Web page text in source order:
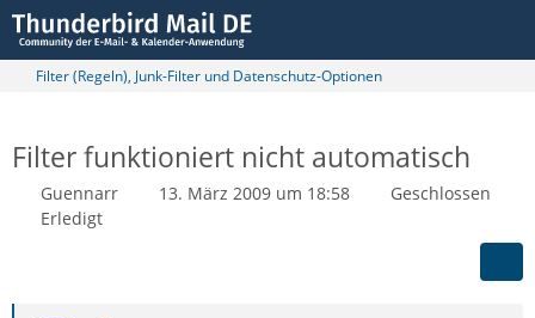
Filter (Regeln), Junk-Filter und Datenschutz-Optionen
Filter funktioniert nicht automatisch
Guennarr 13. März 2009 um 18:58
Geschlossen
Erledigt